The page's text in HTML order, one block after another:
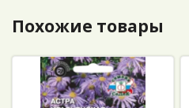
Похожие товары